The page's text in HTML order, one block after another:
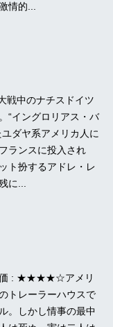
情的...
中のナチスドイツ
“イングロリアス・バ
ダヤ系アメリカ人に
ランスに投入され
ト扮するアドレ・レ
に...
価 : ★★★★☆アメリ
トレーラーハウスで
。しかし情事の最中